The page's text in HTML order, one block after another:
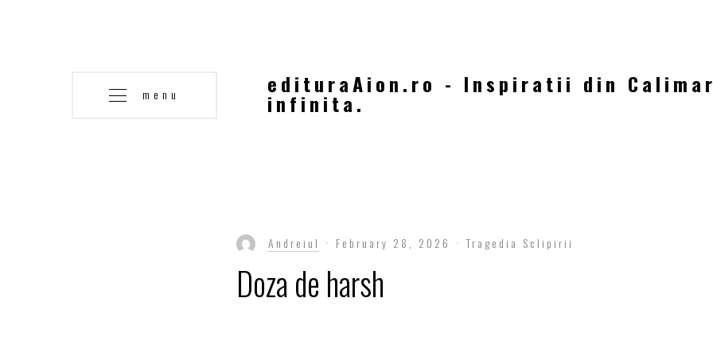
menu edituraAion.ro - Inspiratii din
infinita.
Andreiul February 28, 2026 Tragedia Sclipirii
Doza de harsh